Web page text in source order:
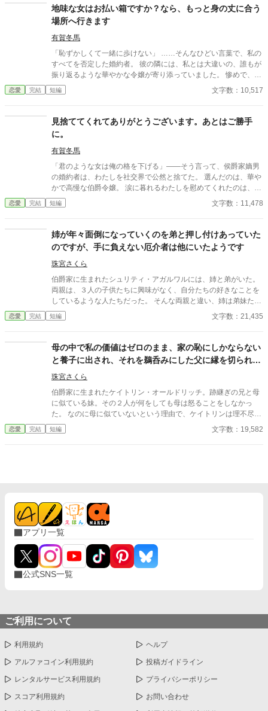
愛の人と寄り添いながら静かに微笑む。 ――あなたが捨てたの
は、ただの影ではなく、あなたの未来そのものだったのですよ。
地味な女はお払い箱ですか？なら、もっと身の丈に合う
場所へ行きます
有賀冬馬
「恥ずかしくて一緒に歩けない」 ……そんなひどい言葉で、私の
すべてを否定した婚約者。 彼の隣には、私とは大違いの、誰もが
振り返るような華やかな令嬢が寄り添っていました。 惨めで、哀
れで、息をすることさえ苦しい。 冷たい視線に晒され、逃げるよ
うに走り出した私に、残されたものはもう何もありません。
恋愛 完結 短編 文字数：10,517
見捨ててくれてありがとうございます。あとはご勝手
に。
有賀冬馬
「君のような女は俺の格を下げる」――そう言って、侯爵家嫡男
の婚約者は、わたしを社交界で公然と捨てた。 選んだのは、華や
かで高慢な伯爵令嬢。 涙に暮れるわたしを慰めてくれたのは、王
国最強の騎士団副団長だった。 彼に守られ、真実の愛を知ったと
き、地味で陰気だったわたしは、もういなかった。 やがて、彼は
たしは冷たく告げる。
恋愛 完結 短編 文字数：11,478
姉が年々面倒になっていくのを弟と押し付けあっていた
のですが、手に負えない厄介者は他にいたようです
珠宮さくら
伯爵家に生まれたシュリティ・アガルワルには、姉と弟がいた。
両親は、３人の子供たちに興味がなく、自分たちの好きなことを
しているような人たちだった。 そんな両親と違い、姉は弟妹たち
に何かと外の話をしてくれていたのだが、それがこんなことにな
るとは思いもしなかった。
恋愛 完結 短編 文字数：21,435
母の中で私の価値はゼロのまま、家の恥にしかならない
と養子に出され、それを鵜呑みにした父に縁を切られた
おかげで幸せになれました
珠宮さくら
伯爵家に生まれたケイトリン・オールドリッチ。跡継ぎの兄と母
に似ている妹。その２人が何をしても母は怒ることをしなかっ
た。 なのに母に似ていないという理由で、ケイトリンは理不尽な
目にあい続けていた。そんな日々に嫌気がさしたケイトリンは、
兄妹を超えるために頑張るようになっていくのだが……。
恋愛 完結 短編 文字数：19,582
アプリ一覧
公式SNS一覧
ご利用について
利用規約 ヘルプ
アルファコイン利用規約 投稿ガイドライン
レンタルサービス利用規約 プライバシーポリシー
スコア利用規約 お問い合わせ